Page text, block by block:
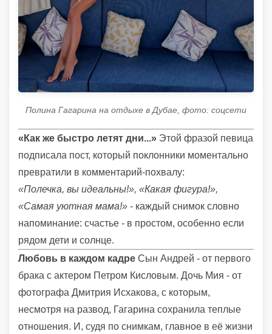
Полина Гагарина на отдыхе в Дубае, фото: соцсети
«Как же быстро летят дни...» Этой фразой певица
подписала пост, который поклонники моментально
превратили в комментарий-похвалу:
«Полечка, вы идеальны!», «Какая фигура!»,
«Самая уютная мама!» - каждый снимок словно
напоминание: счастье - в простом, особенно если
рядом дети и солнце.
Любовь в каждом кадре Сын Андрей - от первого
брака с актером Петром Кисловым. Дочь Мия - от
фотографа Дмитрия Исхакова, с которым,
несмотря на развод, Гагарина сохранила теплые
отношения. И, судя по снимкам, главное в её жизни